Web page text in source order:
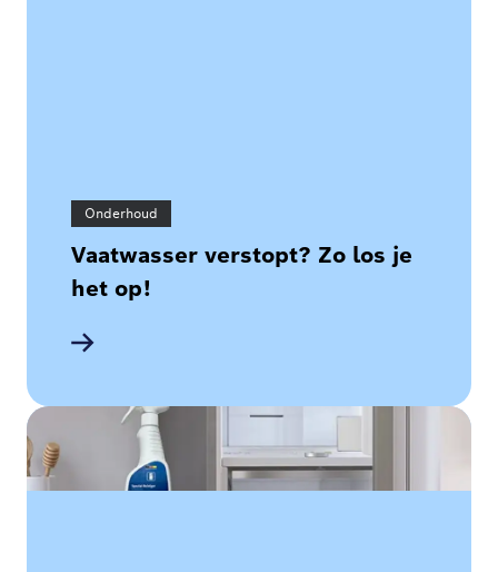
Onderhoud
Vaatwasser verstopt? Zo los je
het op!